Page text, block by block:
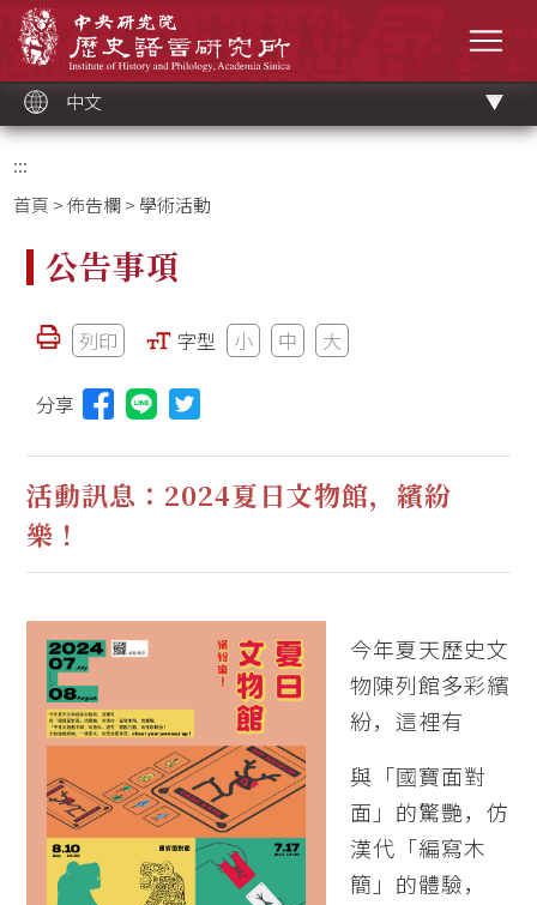
中文
:::
首頁 >佈告欄> 學術活動
公告事項
列印 字型 小 中 大
分享 分享本頁至Line(另開視窗)
活動訊息：2024夏日文物館，繽紛
樂！
今年夏天歷史文
物陳列館多彩繽
紛，這裡有
與「國寶面對
面」的驚艷，仿
漢代「編寫木
簡」的體驗，